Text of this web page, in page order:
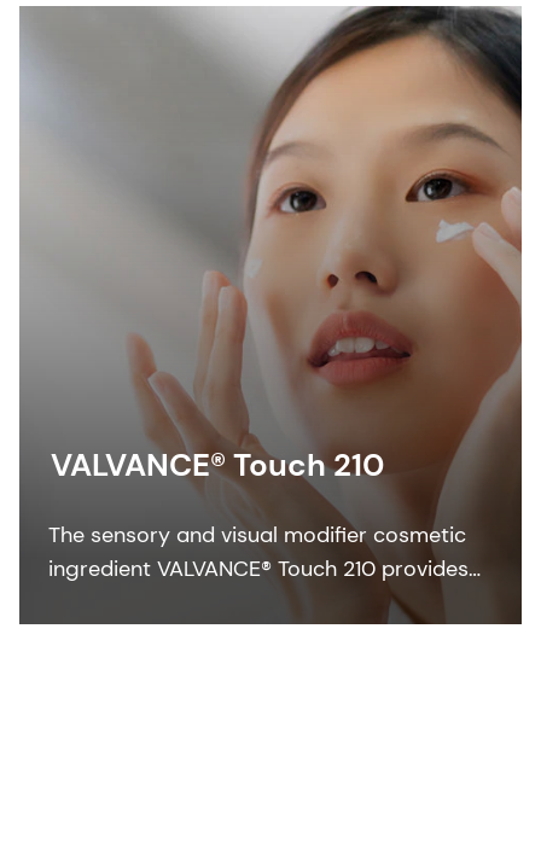
VALVANCE® Touch 210
The sensory and visual modifier cosmetic
ingredient VALVANCE® Touch 210 provides
anti-shine, silky touch and a lightweight feel